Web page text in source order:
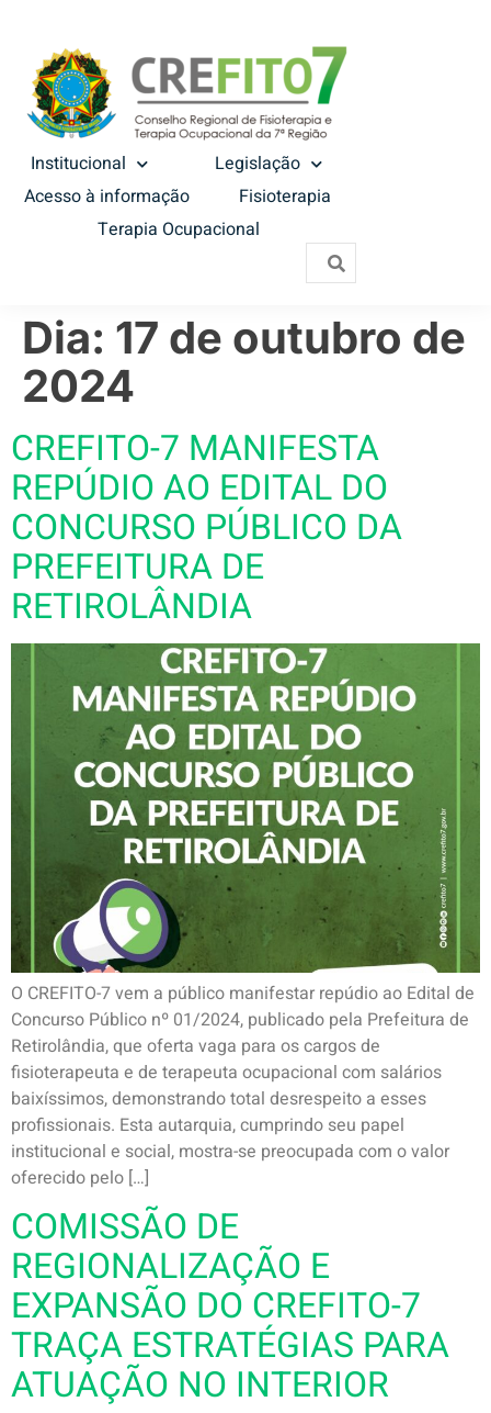
Institucional
Legislação
Acesso à informação
Fisioterapia
Terapia Ocupacional
Dia: 17 de outubro de
2024
CREFITO-7 MANIFESTA
REPÚDIO AO EDITAL DO
CONCURSO PÚBLICO DA
PREFEITURA DE
RETIROLÂNDIA
O CREFITO-7 vem a público manifestar repúdio ao Edital de
Concurso Público nº 01/2024, publicado pela Prefeitura de
Retirolândia, que oferta vaga para os cargos de
fisioterapeuta e de terapeuta ocupacional com salários
baixíssimos, demonstrando total desrespeito a esses
profissionais. Esta autarquia, cumprindo seu papel
institucional e social, mostra-se preocupada com o valor
oferecido pelo […]
COMISSÃO DE
REGIONALIZAÇÃO E
EXPANSÃO DO CREFITO-7
TRAÇA ESTRATÉGIAS PARA
ATUAÇÃO NO INTERIOR